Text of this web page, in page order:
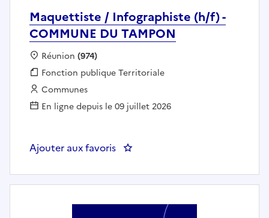
Maquettiste / Infographiste (h/f) -
COMMUNE DU TAMPON
Localisation :
Réunion (974)
Fonction publique :
Fonction publique Territoriale
Employeur :
Communes
En ligne depuis le 09 juillet 2026
Ajouter aux favoris : Maquettiste / Infographiste (h/